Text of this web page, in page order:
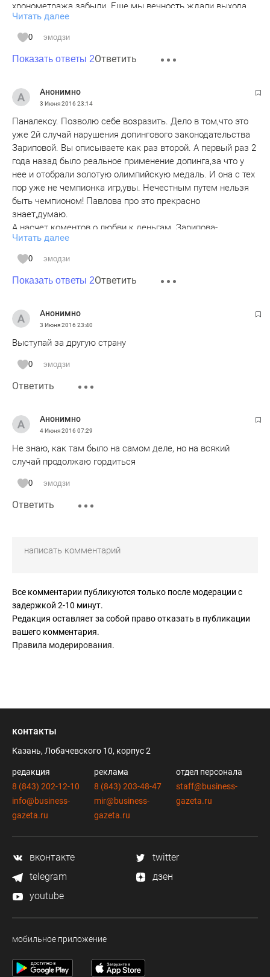
хронометража забыли. Еще мы вечность ждали выхода
на вело этап.
Я лучше буду участвовать в стартах негонок. Пусть без
печенек акульчева, зато на любой вопрос у них есть ответ,
они всегда рады тебе и делают соревнования для
Читать далее
0 эмодзи
Показать ответы 2Ответить
Анонимно
3 Июня 2016 23:14
Паналексу. Позволю себе возразить. Дело в том,что это
уже 2й случай нарушения допингового законодательства
Зариповой. Вы описываете как раз второй. А первый раз 2
года назад было реальное применение допинга,за что у
нее и отобрали золотую олимпийскую медаль. И она с тех
пор уже не чемпионка игр,увы. Нечестным путем нельзя
быть чемпионом! Павлова про это прекрасно
знает,думаю.
А насчет коментов о любви к деньгам. Зарипова-
единственная из нашей команды ,кто выступает за три
региона! И получает три зарплаты,премии и пр. выводы
делайте сами.
Член Федерации легкой атлетики РТ, пока еще
Читать далее
0 эмодзи
Показать ответы 2Ответить
Анонимно
3 Июня 2016 23:40
Выступай за другую страну
0 эмодзи
Ответить
Анонимно
4 Июня 2016 07:29
Не знаю, как там было на самом деле, но на всякий
случай продолжаю гордиться
0 эмодзи
Ответить
Все комментарии публикуются только после модерации с
задержкой 2-10 минут.
Редакция оставляет за собой право отказать в публикации
вашего комментария.
Правила модерирования.
контакты
Казань, Лобачевского 10, корпус 2
редакция
8 (843) 202-12-10
info@business-
gazeta.ru
реклама
8 (843) 203-48-47
mir@business-
gazeta.ru
отдел персонала
staff@business-
gazeta.ru
вконтакте
twitter
telegram
дзен
youtube
мобильное приложение